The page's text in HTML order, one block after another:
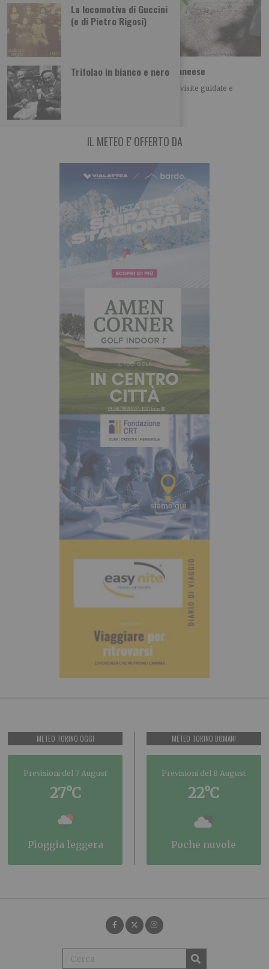
La locomotiva di Guccini
(e di Pietro Rigosi)
Trifolao in bianco e nero
Opere Vive. Percorsi di arte pubblica del cuneese
Sabato 8 agosto a Limone Piemonte dalle ore 16 visite guidate e
laboratorio creativo
IL METEO E' OFFERTO DA
METEO TORINO OGGI
Previsioni del 7 August
27°C
pioggia leggera
METEO TORINO DOMANI
Previsioni del 8 August
22°C
poche nuvole